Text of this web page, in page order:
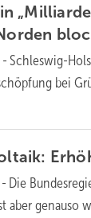
- Schleswig-
bei
- Die
aber genauso